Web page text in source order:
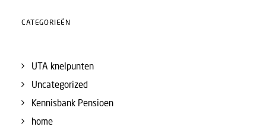
CATEGORIEËN
UTA knelpunten
Uncategorized
Kennisbank Pensioen
home